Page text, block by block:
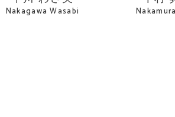
Nakagawa Wasabi